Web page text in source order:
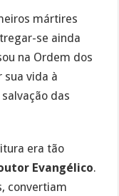
mártires
se ainda
na Ordem dos
sua vida à
das
era tão
Evangélico.
convertiam